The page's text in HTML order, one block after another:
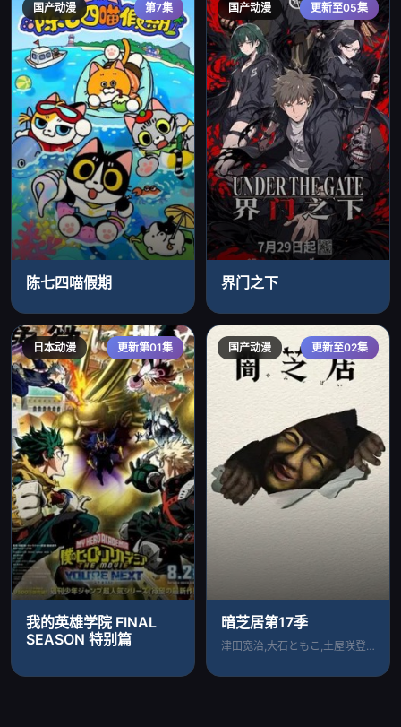
国产动漫 第7集
陈七四喵假期
国产动漫 更新至05集
界门之下
日本动漫 更新第01集
我的英雄学院 FINAL
SEASON 特别篇
国产动漫 更新至02集
暗芝居第17季
津田宽治,大石ともこ,土屋咲登子,篠田谅